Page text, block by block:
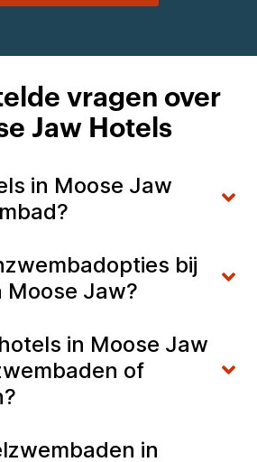
vragen over
Jaw Hotels
in Moose Jaw
bij
Moose Jaw?
in Moose Jaw
of
in